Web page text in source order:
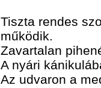
Tiszta rendes
működik.
Zavartalan
A nyári
Az udvaron a